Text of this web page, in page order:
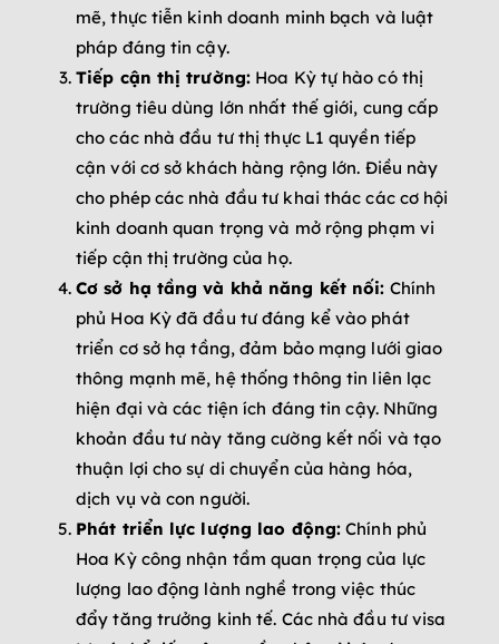
mẽ, thực tiễn kinh doanh minh bạch và luật
pháp đáng tin cậy.
Tiếp cận thị trường: Hoa Kỳ tự hào có thị
trường tiêu dùng lớn nhất thế giới, cung cấp
cho các nhà đầu tư thị thực L1 quyền tiếp
cận với cơ sở khách hàng rộng lớn. Điều này
cho phép các nhà đầu tư khai thác các cơ hội
kinh doanh quan trọng và mở rộng phạm vi
tiếp cận thị trường của họ.
Cơ sở hạ tầng và khả năng kết nối: Chính
phủ Hoa Kỳ đã đầu tư đáng kể vào phát
triển cơ sở hạ tầng, đảm bảo mạng lưới giao
thông mạnh mẽ, hệ thống thông tin liên lạc
hiện đại và các tiện ích đáng tin cậy. Những
khoản đầu tư này tăng cường kết nối và tạo
thuận lợi cho sự di chuyển của hàng hóa,
dịch vụ và con người.
Phát triển lực lượng lao động: Chính phủ
Hoa Kỳ công nhận tầm quan trọng của lực
lượng lao động lành nghề trong việc thúc
đẩy tăng trưởng kinh tế. Các nhà đầu tư visa